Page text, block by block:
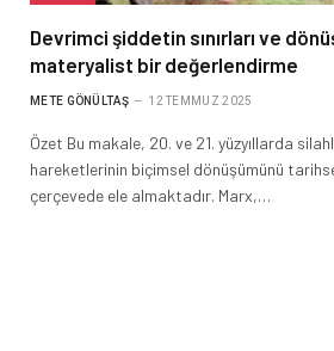
Devrimci şiddetin sınırları ve
materyalist bir değerlendirme
METE GÖNÜLTAŞ 12 TEMMUZ 2025
Özet Bu makale, 20. ve 21. yüzyıllarda
hareketlerinin biçimsel dönüşümünü
çerçevede ele almaktadır. Marx,…